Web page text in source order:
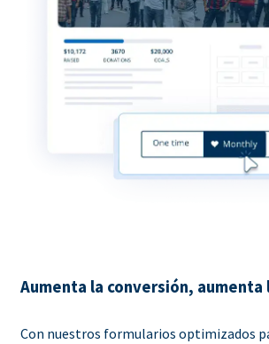
Aumenta la conversión, aumenta
Con nuestros formularios optimizados